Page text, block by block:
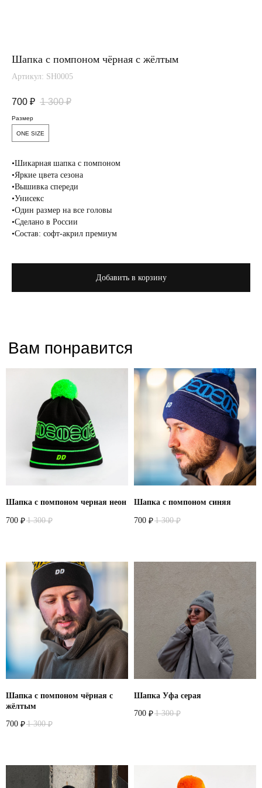
Шапка с помпоном чёрная с жёлтым
Артикул: SH0005
700 ₽ 1 300 ₽
Размер
ONE SIZE
•Шикарная шапка с помпоном
•Яркие цвета сезона
•Вышивка спереди
•Унисекс
•Один размер на все головы
•Сделано в России
•Состав: софт-акрил премиум
Добавить в корзину
Вам понравится
Шапка с помпоном черная неон
700 ₽ 1 300 ₽
Шапка с помпоном синяя
700 ₽ 1 300 ₽
Шапка с помпоном чёрная с
жёлтым
700 ₽ 1 300 ₽
Шапка Уфа серая
700 ₽ 1 300 ₽
Назад